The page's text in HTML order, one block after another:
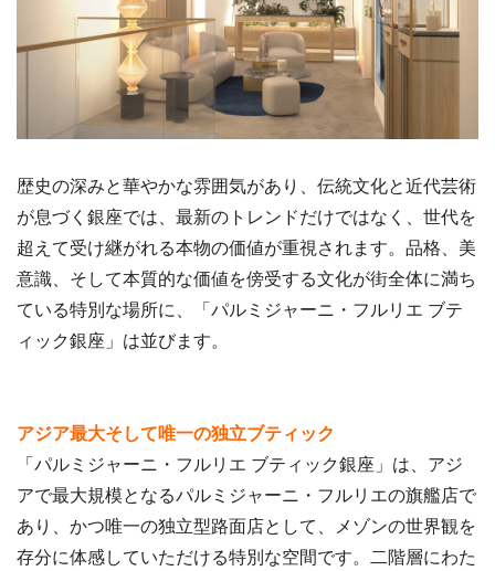
歴史の深みと華やかな雰囲気があり、伝統文化と近代芸術
が息づく銀座では、最新のトレンドだけではなく、世代を
超えて受け継がれる本物の価値が重視されます。品格、美
意識、そして本質的な価値を傍受する文化が街全体に満ち
ている特別な場所に、「パルミジャーニ・フルリエ ブテ
ィック銀座」は並びます。
アジア最大そして唯一の独立ブティック
「パルミジャーニ・フルリエ ブティック銀座」は、アジ
アで最大規模となるパルミジャーニ・フルリエの旗艦店で
あり、かつ唯一の独立型路面店として、メゾンの世界観を
存分に体感していただける特別な空間です。二階層にわた